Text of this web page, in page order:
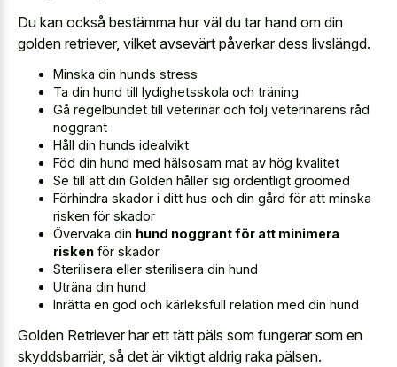
Du kan också bestämma hur väl du tar hand om din
golden retriever, vilket avsevärt påverkar dess livslängd.
Minska din hunds stress
Ta din hund till lydighetsskola och träning
Gå regelbundet till veterinär och följ veterinärens råd
noggrant
Håll din hunds idealvikt
Föd din hund med hälsosam mat av hög kvalitet
Se till att din Golden håller sig ordentligt groomed
Förhindra skador i ditt hus och din gård för att minska
risken för skador
Övervaka din hund noggrant för att minimera
risken för skador
Sterilisera eller sterilisera din hund
Uträna din hund
Inrätta en god och kärleksfull relation med din hund
Golden Retriever har ett tätt päls som fungerar som en
skyddsbarriär, så det är viktigt aldrig raka pälsen.